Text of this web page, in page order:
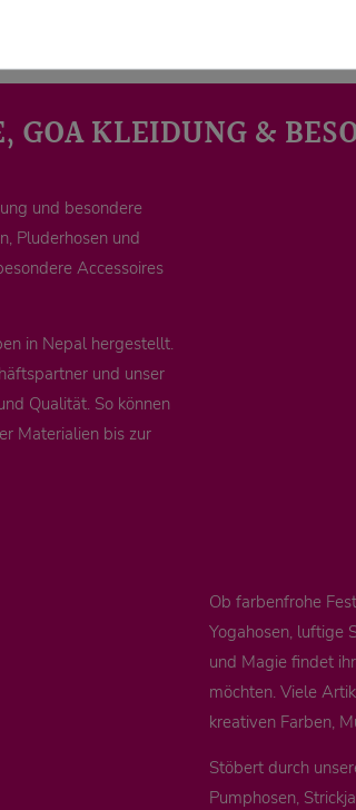
KLEIDUNG &
und besondere
Pluderhosen und
Accessoires
in Nepal hergestellt.
und unser
Qualität. So können
Materialien bis zur
Ob farbenfrohe
Yogahosen, luftige
und Magie findet
möchten. Viele
kreativen Farben,
Stöbert durch
Pumphosen,